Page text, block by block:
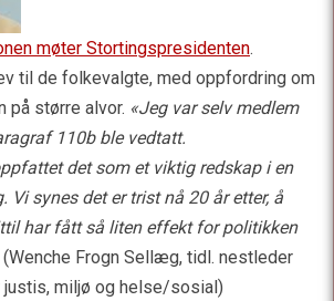
møter Stortingspresidenten.
til de folkevalgte, med oppfordring om
på større alvor. «Jeg var selv medlem
110b ble vedtatt.
det som et viktig redskap i en
Vi synes det er trist nå 20 år etter, å
har fått så liten effekt for politikken
(Wenche Frogn Sellæg, tidl. nestleder
justis, miljø og helse/sosial)